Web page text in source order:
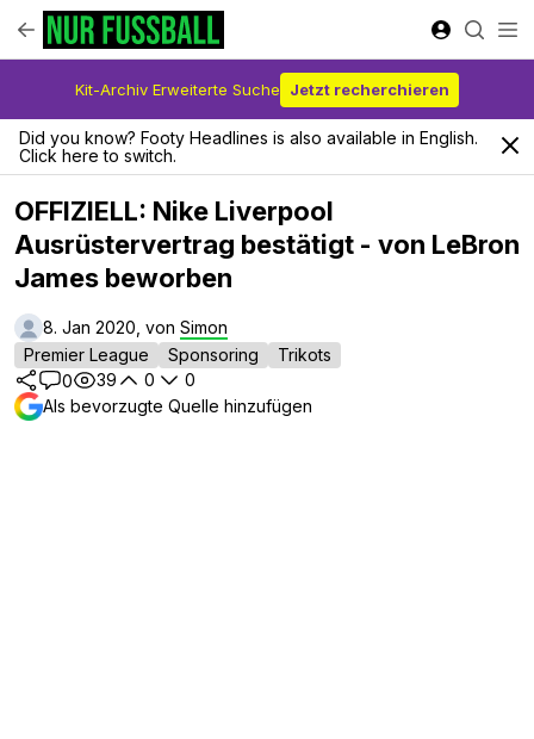
Kit-Archiv Erweiterte Suche Jetzt recherchieren
Did you know? Footy Headlines is also available in English.
Click here to switch.
OFFIZIELL: Nike Liverpool
Ausrüstervertrag bestätigt - von LeBron
James beworben
8. Jan 2020, von Simon
Premier League
Sponsoring
Trikots
0
39 0
0
Als bevorzugte Quelle hinzufügen